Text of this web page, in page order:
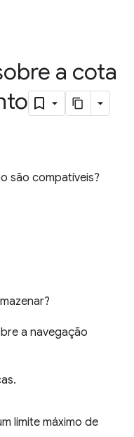
a cota
são compatíveis?
a navegação
limite máximo de